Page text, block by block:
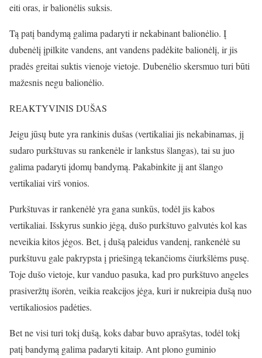
eiti oras, ir balionėlis suksis.
Tą patį bandymą galima padaryti ir nekabinant balionėlio. Į
dubenėlį įpilkite vandens, ant vandens padėkite balionėlį, ir jis
pradės greitai suktis vienoje vietoje. Dubenėlio skersmuo turi būti
mažesnis negu balionėlio.
REAKTYVINIS DUŠAS
Jeigu jūsų bute yra rankinis dušas (vertikaliai jis nekabinamas, jį
sudaro purkštuvas su rankenėle ir lankstus šlangas), tai su juo
galima padaryti įdomų bandymą. Pakabinkite jį ant šlango
vertikaliai virš vonios.
Purkštuvas ir rankenėlė yra gana sunkūs, todėl jis kabos
vertikaliai. Išskyrus sunkio jėgą, dušo purkštuvo galvutės kol kas
neveikia kitos jėgos. Bet, į dušą paleidus vandenį, rankenėlė su
purkštuvu gale pakrypsta į priešingą tekančioms čiurkšlėms pusę.
Toje dušo vietoje, kur vanduo pasuka, kad pro purkštuvo angeles
prasiveržtų išorėn, veikia reakcijos jėga, kuri ir nukreipia dušą nuo
vertikaliosios padėties.
Bet ne visi turi tokį dušą, koks dabar buvo aprašytas, todėl tokį
patį bandymą galima padaryti kitaip. Ant plono guminio